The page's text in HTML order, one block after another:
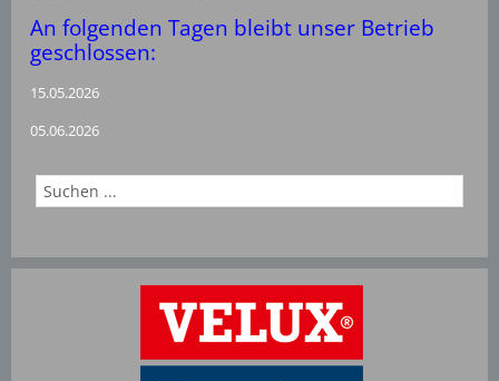
An folgenden Tagen bleibt unser Betrieb
geschlossen:
15.05.2026
05.06.2026